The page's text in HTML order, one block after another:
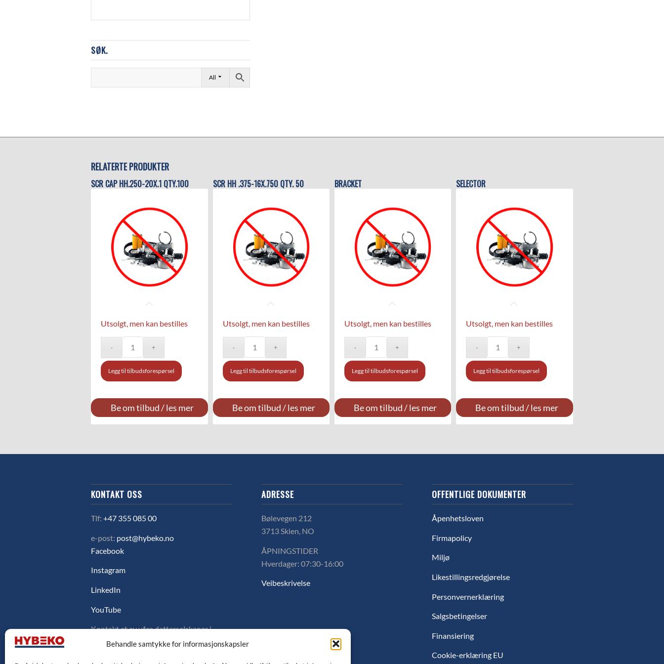
Behandle samtykke for informasjonskapsler
SØK.
All
RELATERTE PRODUKTER
SCR CAP HH.250-20X.1 QTY.100
Utsolgt, men kan bestilles
Legg til tilbudsforespørsel
Be om tilbud / les mer
SCR HH .375-16X.750 QTY. 50
Utsolgt, men kan bestilles
Legg til tilbudsforespørsel
Be om tilbud / les mer
BRACKET
Utsolgt, men kan bestilles
Legg til tilbudsforespørsel
Be om tilbud / les mer
SELECTOR
Utsolgt, men kan bestilles
Legg til tilbudsforespørsel
Be om tilbud / les mer
KONTAKT OSS
Tlf:+47 355 085 00
e-post: post@hybeko.no
Facebook
Instagram
LinkedIn
YouTube
Kontakt et av våre datterselskaper i
Sverige, Danmark eller Finland ved å
ADRESSE
Bølevegen 212
3713 Skien, NO
ÅPNINGSTIDER
Hverdager: 07:30-16:00
Veibeskrivelse
OFFENTLIGE DOKUMENTER
Åpenhetsloven
Firmapolicy
Miljø
Likestillingsredgjørelse
Personvernerklæring
Salgsbetingelser
Finansiering
Cookie-erklæring EU